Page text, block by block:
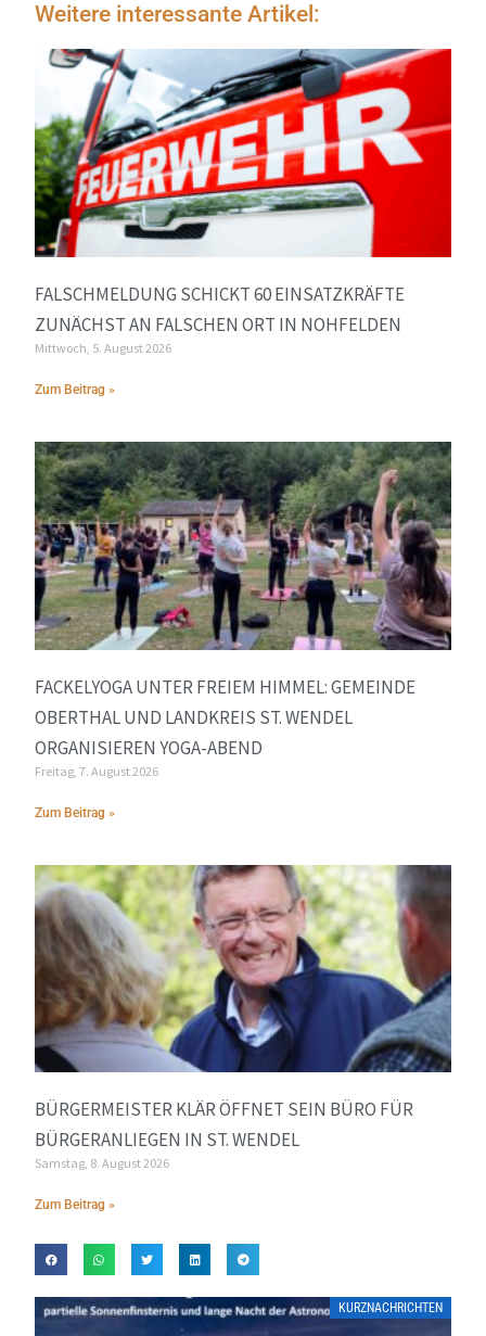
Weitere interessante Artikel:
FALSCHMELDUNG SCHICKT 60 EINSATZKRÄFTE
ZUNÄCHST AN FALSCHEN ORT IN NOHFELDEN
Mittwoch, 5. August 2026
Zum Beitrag »
FACKELYOGA UNTER FREIEM HIMMEL: GEMEINDE
OBERTHAL UND LANDKREIS ST. WENDEL
ORGANISIEREN YOGA-ABEND
Freitag, 7. August 2026
Zum Beitrag »
BÜRGERMEISTER KLÄR ÖFFNET SEIN BÜRO FÜR
BÜRGERANLIEGEN IN ST. WENDEL
Samstag, 8. August 2026
Zum Beitrag »
KURZNACHRICHTEN